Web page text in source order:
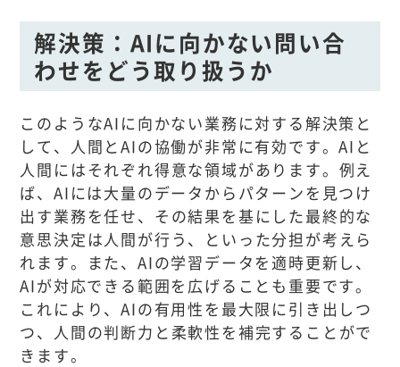
解決策：AIに向かない問い合
わせをどう取り扱うか
このようなAIに向かない業務に対する解決策と
して、人間とAIの協働が非常に有効です。AIと
人間にはそれぞれ得意な領域があります。例え
ば、AIには大量のデータからパターンを見つけ
出す業務を任せ、その結果を基にした最終的な
意思決定は人間が行う、といった分担が考えら
れます。また、AIの学習データを適時更新し、
AIが対応できる範囲を広げることも重要です。
これにより、AIの有用性を最大限に引き出しつ
つ、人間の判断力と柔軟性を補完することがで
きます。